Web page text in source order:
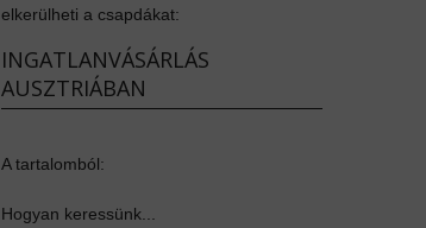
elkerülheti a csapdákat:
INGATLANVÁSÁRLÁS
AUSZTRIÁBAN
A tartalomból:
Hogyan keressünk...